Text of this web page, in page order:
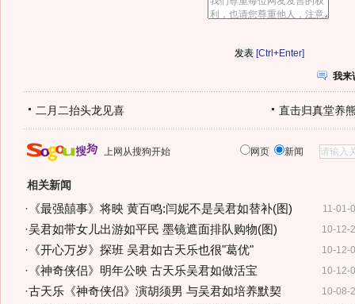
[Ctrl+Enter]
我来
二月二抬头龙见喜 直击归真堂养
上网从搜狗开始 网页 新闻
相关新闻
11-01-
· 《最强囍事》将映 黄百鸣:闫妮不是吴君如替补(图)
10-12-
·吴君如带女儿出游如平民 墨镜遮面排队购物(图)
10-12-
· 《开心万岁》探班 吴君如古天乐也很"葛优"
10-12-
· 《神奇侠侣》明年公映 古天乐吴君如做活宝
10-08-
·古天乐《神奇侠侣》演胡须男 与吴君如培养默契